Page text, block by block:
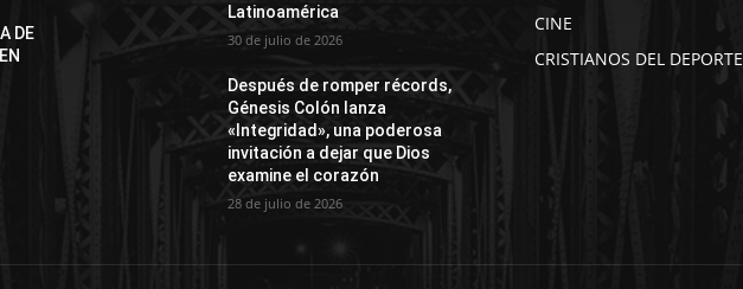
DE
Latinoamérica
30 de julio de 2026
Después de romper récords,
Génesis Colón lanza
«Integridad», una poderosa
invitación a dejar que Dios
examine el corazón
28 de julio de 2026
CINE
CRISTIANOS DEL DEPORTE